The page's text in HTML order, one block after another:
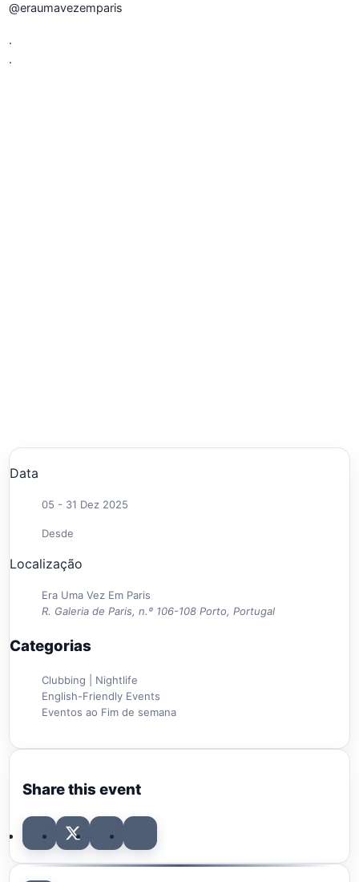
@eraumavezemparis
.
.
Data
05 - 31 Dez 2025
Desde
Localização
Era Uma Vez Em Paris
R. Galeria de Paris, n.º 106-108 Porto, Portugal
Categorias
Clubbing | Nightlife
English-Friendly Events
Eventos ao Fim de semana
Share this event